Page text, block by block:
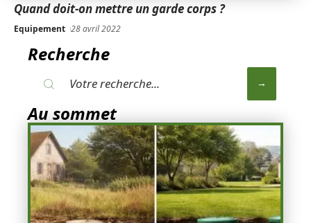
Quand doit-on mettre un garde corps ?
Equipement 28 avril 2022
Recherche
Au sommet